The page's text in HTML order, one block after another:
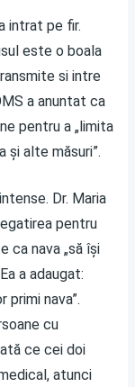
intrat pe fir.
este o boala
si intre
a anuntat ca
pentru a „limita
alte măsuri”.
Dr. Maria
pentru
ca nava „să își
a adaugat:
primi nava”.
cu
ce cei doi
atunci